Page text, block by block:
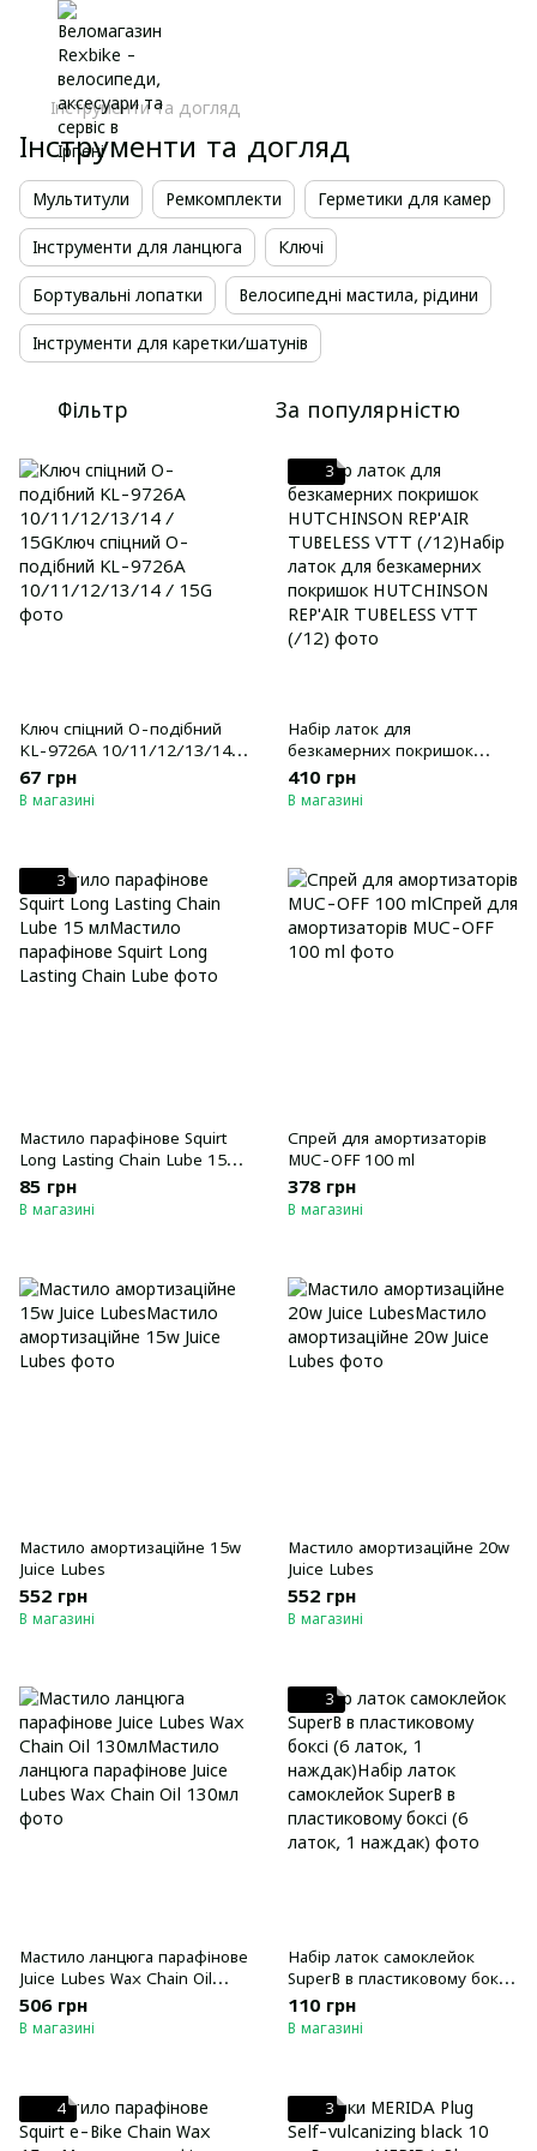
Інструменти та догляд
Інструменти та догляд
Мультитули Ремкомплекти Герметики для камер
Інструменти для ланцюга Ключі
Бортувальні лопатки Велосипедні мастила, рідини
Інструменти для каретки/шатунів
Фільтр За популярністю
Ключ спіцний О-подібний
KL-9726A 10/11/12/13/14 /
15G
67 грн
В магазині
3
Набір латок для
безкамерних покришок
HUTCHINSON REP'AIR
TUBELESS VTT (/12)
410 грн
В магазині
3
Мастило парафінове Squirt
Long Lasting Chain Lube 15
мл
85 грн
В магазині
Спрей для амортизаторів
MUC-OFF 100 ml
378 грн
В магазині
Мастило амортизаційне 15w
Juice Lubes
552 грн
В магазині
Мастило амортизаційне 20w
Juice Lubes
552 грн
В магазині
Мастило ланцюга парафінове
Juice Lubes Wax Chain Oil
130мл
506 грн
В магазині
3
Набір латок самоклейок
SuperB в пластиковому боксі
(6 латок, 1 наждак)
110 грн
В магазині
4 3